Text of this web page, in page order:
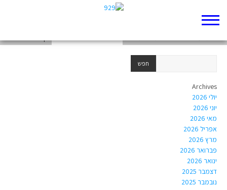
Archives
יולי 2026
יוני 2026
מאי 2026
אפריל 2026
מרץ 2026
פברואר 2026
ינואר 2026
דצמבר 2025
נובמבר 2025